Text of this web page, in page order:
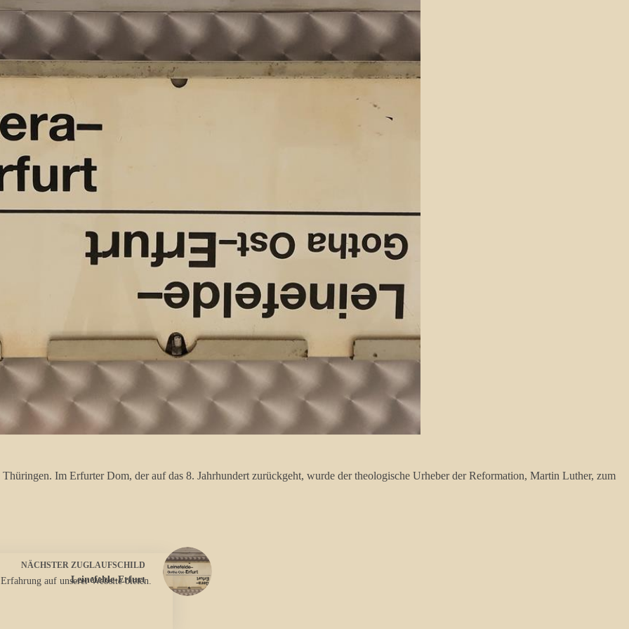
auf unserer Website bieten.
Im Erfurter Dom, der auf das 8. Jahrhundert zurückgeht, wurde der theologische Urheber der Reformation, Martin Luther, zum
NÄCHSTER ZUGLAUFSCHILD
Leinefelde-Erfurt